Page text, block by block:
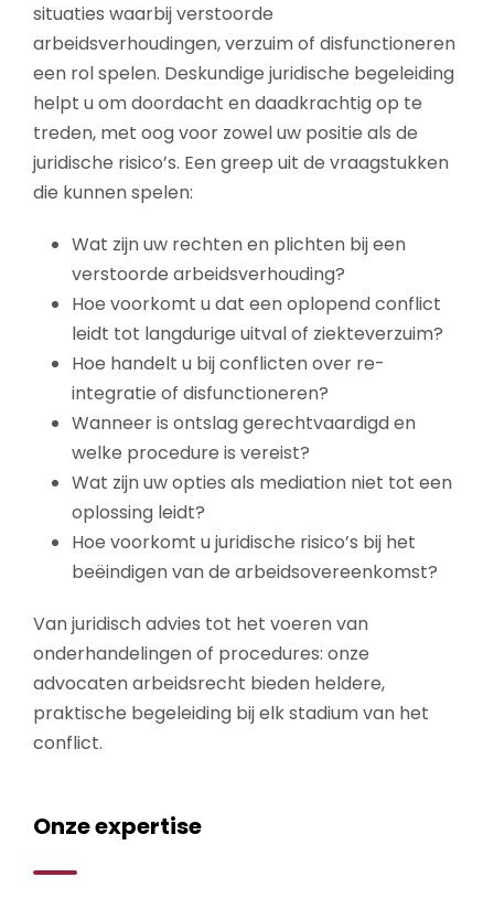
situaties waarbij verstoorde
arbeidsverhoudingen, verzuim of disfunctioneren
een rol spelen. Deskundige juridische begeleiding
helpt u om doordacht en daadkrachtig op te
treden, met oog voor zowel uw positie als de
juridische risico’s. Een greep uit de vraagstukken
die kunnen spelen:
Wat zijn uw rechten en plichten bij een
verstoorde arbeidsverhouding?
Hoe voorkomt u dat een oplopend conflict
leidt tot langdurige uitval of ziekteverzuim?
Hoe handelt u bij conflicten over re-
integratie of disfunctioneren?
Wanneer is ontslag gerechtvaardigd en
welke procedure is vereist?
Wat zijn uw opties als mediation niet tot een
oplossing leidt?
Hoe voorkomt u juridische risico’s bij het
beëindigen van de arbeidsovereenkomst?
Van juridisch advies tot het voeren van
onderhandelingen of procedures: onze
advocaten arbeidsrecht bieden heldere,
praktische begeleiding bij elk stadium van het
conflict.
Onze expertise